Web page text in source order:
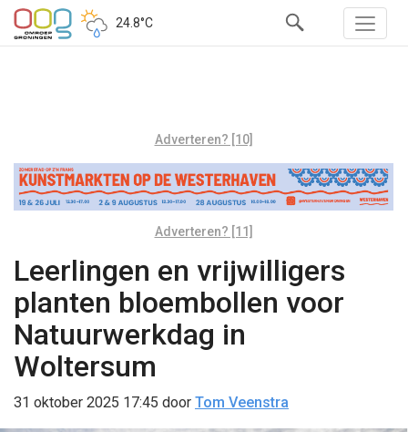
24.8°C
Adverteren? [10]
Adverteren? [11]
Leerlingen en vrijwilligers
planten bloembollen voor
Natuurwerkdag in
Woltersum
31 oktober 2025 17:45 door Tom Veenstra